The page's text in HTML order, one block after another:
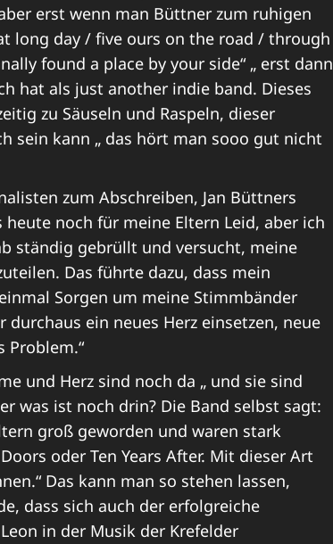
erst wenn man Büttner zum ruhigen
long day / five ours on the road / through
found a place by your side“ „ erst dann
hat als just another indie band. Dieses
zu Säuseln und Raspeln, dieser
kann „ das hört man sooo gut nicht
zum Abschreiben, Jan Büttners
noch für meine Eltern Leid, aber ich
ständig gebrüllt und versucht, meine
Das führte dazu, dass mein
Sorgen um meine Stimmbänder
ein neues Herz einsetzen, neue
und Herz sind noch da „ und sie sind
was ist noch drin? Die Band selbst sagt:
groß geworden und waren stark
oder Ten Years After. Mit dieser Art
Das kann man so stehen lassen,
dass sich auch der erfolgreiche
in der Musik der Krefelder